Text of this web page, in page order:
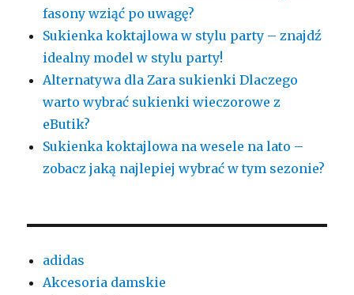
fasony wziąć po uwagę?
Sukienka koktajlowa w stylu party – znajdź
idealny model w stylu party!
Alternatywa dla Zara sukienki Dlaczego
warto wybrać sukienki wieczorowe z
eButik?
Sukienka koktajlowa na wesele na lato –
zobacz jaką najlepiej wybrać w tym sezonie?
adidas
Akcesoria damskie